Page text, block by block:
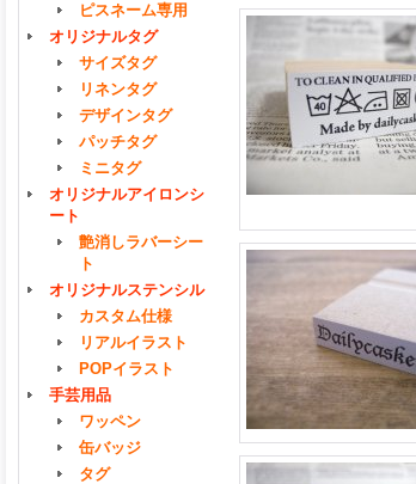
ピスネーム専用
オリジナルタグ
サイズタグ
リネンタグ
デザインタグ
パッチタグ
ミニタグ
オリジナルアイロンシ
ート
艶消しラバーシー
ト
オリジナルステンシル
カスタム仕様
リアルイラスト
POPイラスト
手芸用品
ワッペン
缶バッジ
タグ